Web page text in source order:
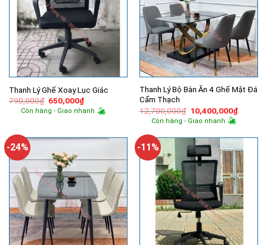
Thanh Lý Ghế Xoay Lục Giác
790,000₫ Giá
gốc
là:
650,000₫Giá
hiện
tại
Còn hàng - Giao nhanh
Thanh Lý Bộ Bàn Ăn 4 Ghế Mặt Đá
Cẩm Thạch
12,700,000₫ Giá
gốc
là:
10,400,000₫Giá
hiện
Còn hàng - Giao nhanh
-24% -11%